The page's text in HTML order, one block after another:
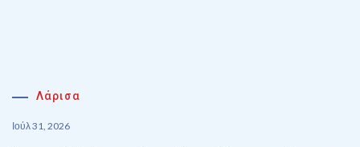
Λάρισα
Ιούλ 31, 2026